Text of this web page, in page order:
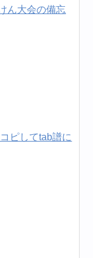
ん大会の備忘
ピしてtab譜に